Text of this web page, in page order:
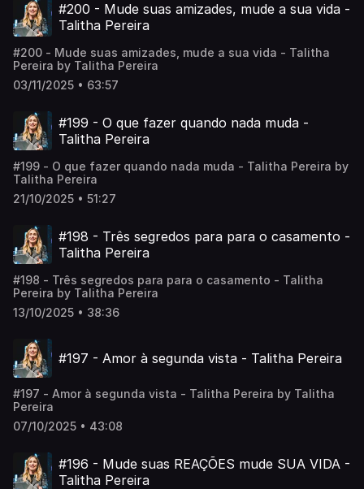
#200 - Mude suas amizades, mude a sua vida -
Talitha Pereira
#200 - Mude suas amizades, mude a sua vida - Talitha
Pereira by Talitha Pereira
03/11/2025 • 63:57
#199 - O que fazer quando nada muda -
Talitha Pereira
#199 - O que fazer quando nada muda - Talitha Pereira by
Talitha Pereira
21/10/2025 • 51:27
#198 - Três segredos para para o casamento -
Talitha Pereira
#198 - Três segredos para para o casamento - Talitha
Pereira by Talitha Pereira
13/10/2025 • 38:36
#197 - Amor à segunda vista - Talitha Pereira
#197 - Amor à segunda vista - Talitha Pereira by Talitha
Pereira
07/10/2025 • 43:08
#196 - Mude suas REAÇÕES mude SUA VIDA -
Talitha Pereira